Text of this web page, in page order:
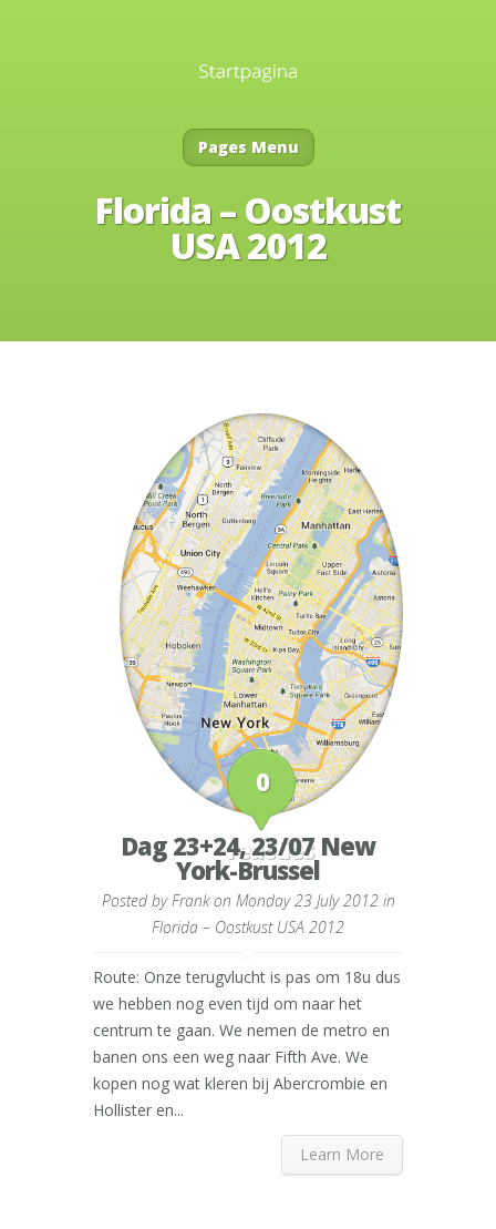
Pages Menu
Florida – Oostkust
USA 2012
0
reacties
Dag 23+24, 23/07 New
York-Brussel
Posted byFrankon Monday 23 July 2012 in
Florida – Oostkust USA 2012
Route: Onze terugvlucht is pas om 18u dus
we hebben nog even tijd om naar het
centrum te gaan. We nemen de metro en
banen ons een weg naar Fifth Ave. We
kopen nog wat kleren bij Abercrombie en
Hollister en...
Learn More